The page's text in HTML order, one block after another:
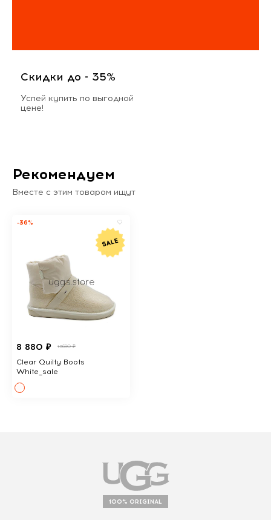
Скидки до - 35%
Успей купить по выгодной
цене!
Рекомендуем
Вместе с этим товаром ищут
-36%
8 880 ₽ 13690 ₽
Clear Quilty Boots
White_sale
100% ORIGINAL